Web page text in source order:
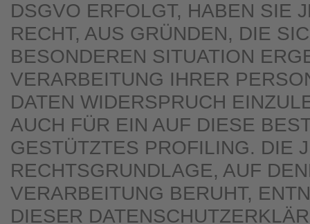
DSGVO ERFOLGT, HABEN SIE
RECHT, AUS GRÜNDEN, DIE
BESONDEREN SITUATION
VERARBEITUNG IHRER
DATEN WIDERSPRUCH
AUCH FÜR EIN AUF DIESE
GESTÜTZTES PROFILING. DIE
RECHTSGRUNDLAGE, AUF
VERARBEITUNG BERUHT,
DIESER